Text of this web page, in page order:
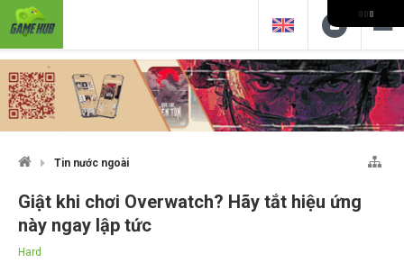
Tin nước ngoài
Giật khi chơi Overwatch? Hãy tắt hiệu ứng
này ngay lập tức
Hard